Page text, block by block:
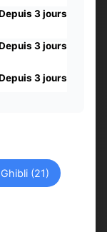
3 jours
3 jours
3 jours
(21)